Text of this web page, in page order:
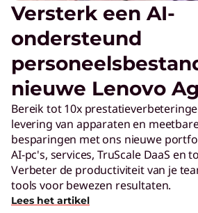
Versterk een AI-
ondersteund
nieuwe Lenovo
Bereik tot 10x
levering van apparaten en
besparingen met ons nieuwe
AI-pc's, services, TruScale DaaS en
Verbeter de productiviteit van je
tools voor bewezen resultaten.
Lees het artikel